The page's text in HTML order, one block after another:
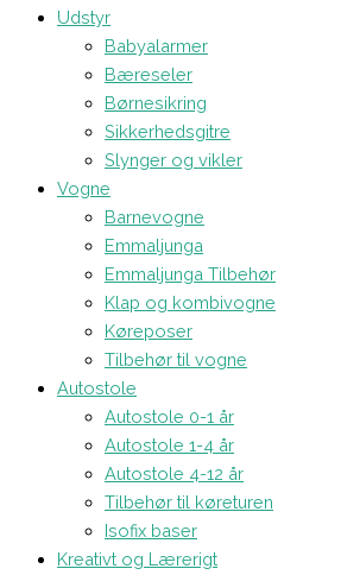
Udstyr
Babyalarmer
Bæreseler
Børnesikring
Sikkerhedsgitre
Slynger og vikler
Vogne
Barnevogne
Emmaljunga
Emmaljunga Tilbehør
Klap og kombivogne
Køreposer
Tilbehør til vogne
Autostole
Autostole 0-1 år
Autostole 1-4 år
Autostole 4-12 år
Tilbehør til køreturen
Isofix baser
Kreativt og Lærerigt